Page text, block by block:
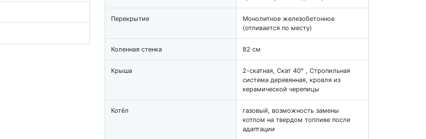
Перекрытие
Монолитное железобетонное
(отливается по месту)
Коленная стенка 82 см
Крыша
2-скатная, Скат 40° , Стропильная
система деревянная, кровля из
керамической черепицы
Котёл
газовый, возможность замены
котлом на твердом топливе после
адаптации